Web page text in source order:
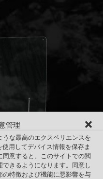
管理
な最高のエクスペリエンスを
用してデバイス情報を保存ま
意すると、このサイトでの閲
きるようになります。同意し
特徴および機能に悪影響を与
・吊り兼用 110x68cm